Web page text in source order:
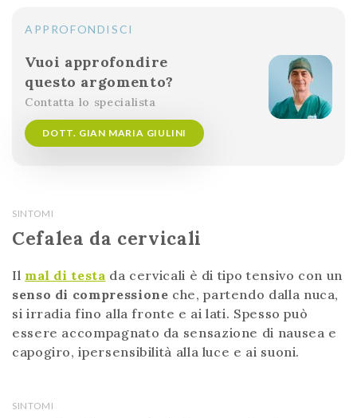
APPROFONDISCI
Vuoi approfondire
questo argomento?
Contatta lo specialista
DOTT. GIAN MARIA GIULINI
SINTOMI
Cefalea da cervicali
Il mal di testa da cervicali è di tipo tensivo con un
senso di compressione che, partendo dalla nuca,
si irradia fino alla fronte e ai lati. Spesso può
essere accompagnato da sensazione di nausea e
capogiro, ipersensibilità alla luce e ai suoni.
SINTOMI